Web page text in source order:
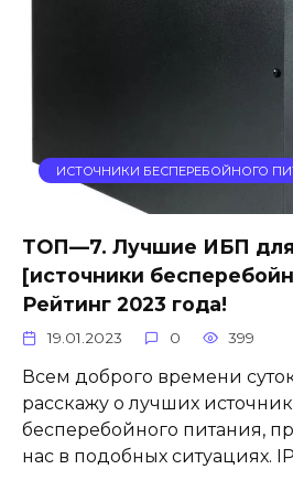
ИСТОЧНИКИ БЕСПЕРЕБОЙНОГО
ТОП—7. Лучшие ИБП
[источники
Рейтинг 2023 года!
19.01.2023 0 399
Всем доброго времени
расскажу о лучших
бесперебойного питания,
нас в подобных ситуациях.